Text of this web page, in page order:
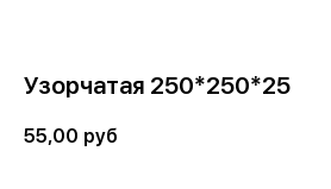
Узорчатая 250*250*25
55,00 руб